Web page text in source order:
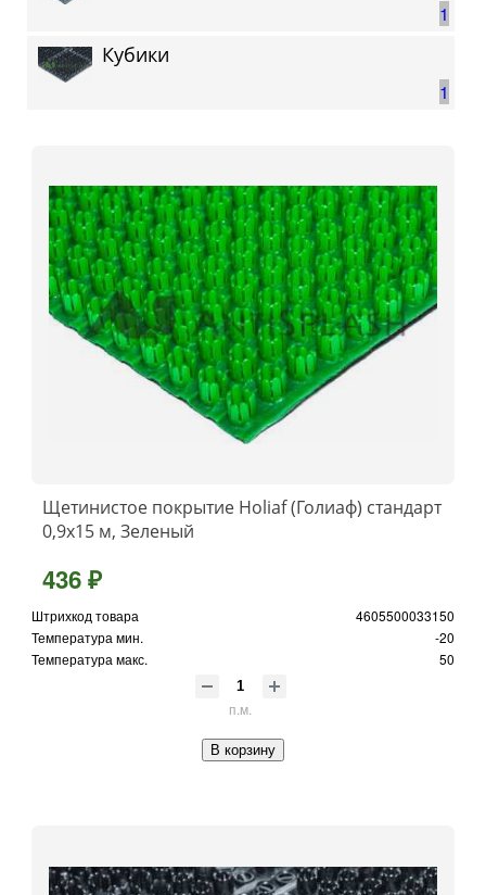
1
1
Кубики
Щетинистое покрытие Holiaf (Голиаф) стандарт
0,9х15 м, Зеленый
436 ₽
Штрихкод товара
4605500033150
Температура мин.
-20
Температура макс.
50
п.м.
В корзину